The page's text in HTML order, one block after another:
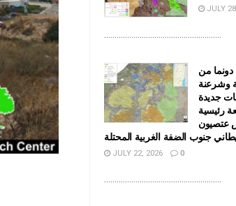
JULY
........................................................
تستهدف 6000 دونما من
وشرعنة
جديدة
رئيسية
عتصيون
جنوب الضفة الغربية المحتلة
JULY 22, 2026 0
........................................................